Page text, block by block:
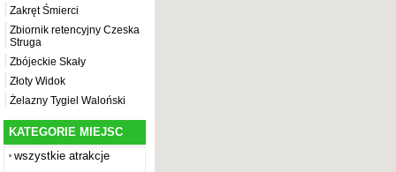
Zakręt Śmierci
Zbiornik retencyjny Czeska
Struga
Zbójeckie Skały
Złoty Widok
Żelazny Tygiel Waloński
KATEGORIE MIEJSC
wszystkie atrakcje